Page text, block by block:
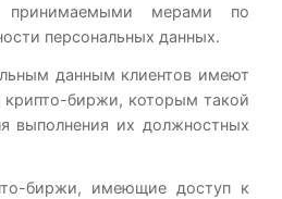
принимаемыми мерами по
персональных данных.
данным клиентов имеют
крипто-биржи, которым такой
выполнения их должностных
биржи, имеющие доступ к